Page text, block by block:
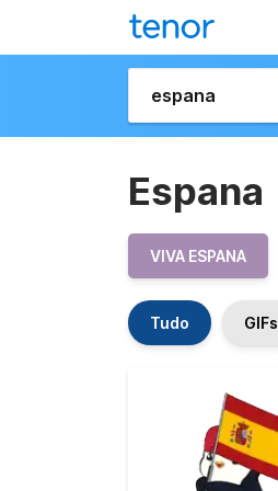
Espana
VIVA ESPANA
Tudo GIFs